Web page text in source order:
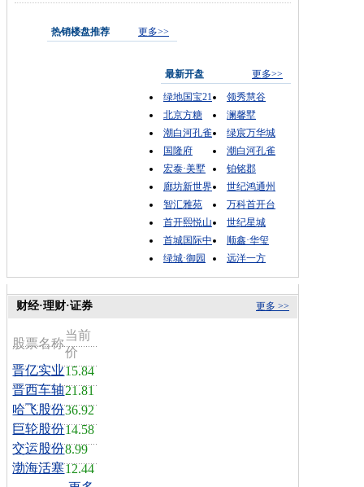
热销楼盘推荐 更多>>
最新开盘
更多>>
绿地国宝21
领秀慧谷
北京方糖
澜馨墅
潮白河孔雀
绿宸万华城
国隆府
潮白河孔雀
宏泰·美墅
铂铭郡
廊坊新世界
世纪鸿通州
智汇雅苑
万科首开台
首开熙悦山
世纪星城
首城国际中
顺鑫·华玺
绿城·御园
远洋一方
更多 >>
财经·理财·证券
股票名称
当前
价
晋亿实业15.84
晋西车轴21.81
哈飞股份36.92
巨轮股份14.58
交运股份8.99
渤海活塞12.44